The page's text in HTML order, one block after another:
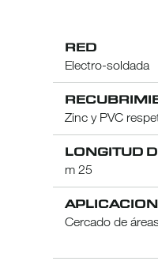
RED
Electro-soldada
Zinc y PVC
LONGITUD
m 25
Cercado de